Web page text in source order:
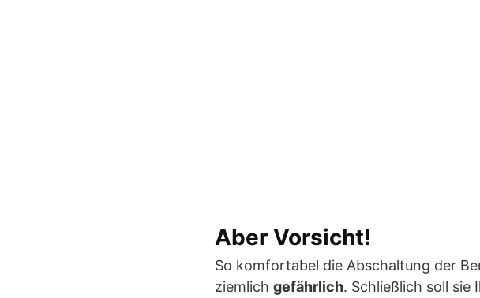
Aber Vorsicht!
So komfortabel die Abschaltung der
ziemlich gefährlich. Schließlich soll